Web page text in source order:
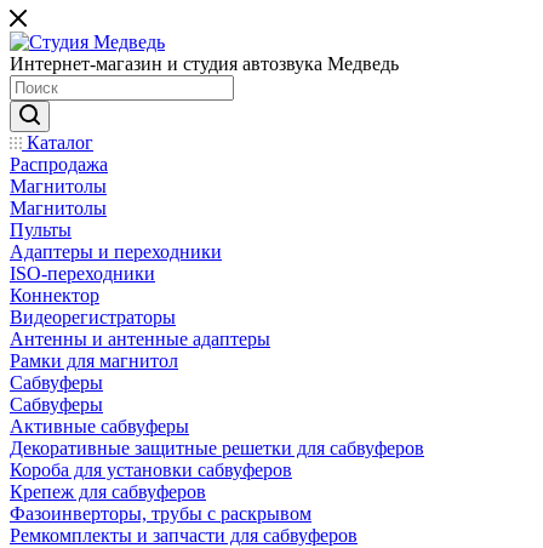
Интернет-магазин и студия автозвука Медведь
Каталог
Распродажа
Магнитолы
Магнитолы
Пульты
Адаптеры и переходники
ISO-переходники
Коннектор
Видеорегистраторы
Антенны и антенные адаптеры
Рамки для магнитол
Сабвуферы
Сабвуферы
Активные сабвуферы
Декоративные защитные решетки для сабвуферов
Короба для установки сабвуферов
Крепеж для сабвуферов
Фазоинверторы, трубы с раскрывом
Ремкомплекты и запчасти для сабвуферов